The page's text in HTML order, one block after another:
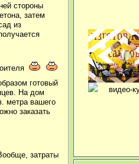
стороны
затем
из
готовый
На дом
метра вашего
заказать
затраты